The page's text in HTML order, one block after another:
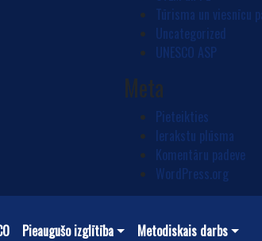
Tūrisma un viesnīcu
Uncategorized
UNESCO ASP
Meta
Pieteikties
Ierakstu plūsma
Komentāru padeve
WordPress.org
Pieaugušo izglītība Metodiskais darbs